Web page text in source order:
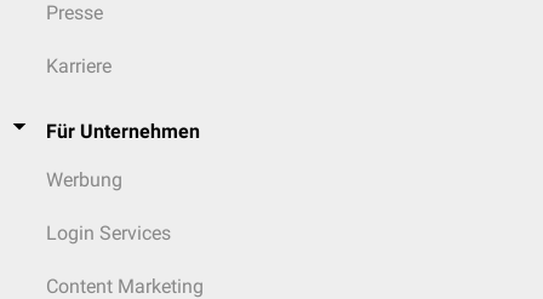
Presse
Karriere
Für Unternehmen
Werbung
Login Services
Content Marketing